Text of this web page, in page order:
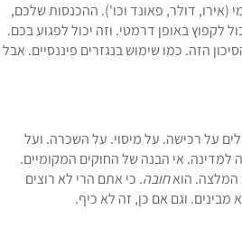
(אירו, דולר, פאונד וכו'). ההכנסות שלכם,
באופן דרמטי. וזה יכול לפגוע בכם.
הזה. כמו שימוש בנגזרים פיננסיים. אבל
על רכישה. על מיסוי. על השכרה. ועל
למדינה. אי הבנה של החוקים המקומיים.
המלצה. הואחובה. כי אתם הרי לא רוצים
וגם אם כן, זה לא כיף.